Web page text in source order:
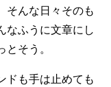
そんな日々そのも
なふうに文章にし
そう。
ドも手は止めても